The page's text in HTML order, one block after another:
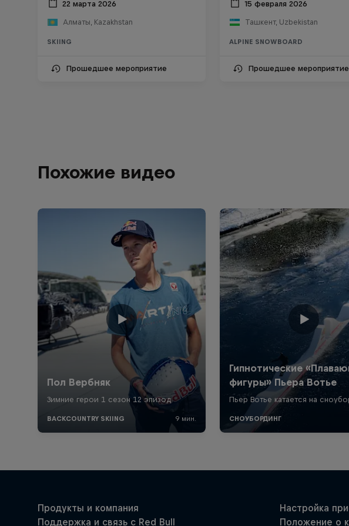
22 марта 2026
Алматы, Kazakhstan
SKIING
Прошедшее мероприятие
15 февраля 2026
Ташкент, Uzbekistan
ALPINE SNOWBOARD
Прошедшее мероприятие
Похожие видео